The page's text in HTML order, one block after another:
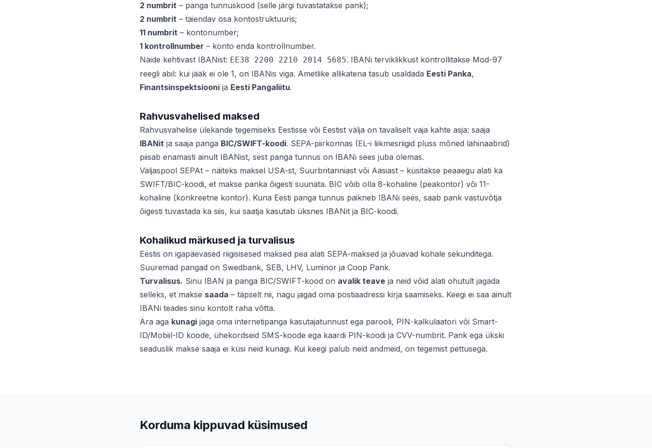
2 numbrit – panga tunnuskood (selle järgi tuvastatakse pank);
2 numbrit – täiendav osa kontostruktuuris;
11 numbrit – kontonumber;
1 kontrollnumber – konto enda kontrollnumber.
Näide kehtivast IBANist: EE38 2200 2210 2014 5685. IBANi terviklikkust kontrollitakse Mod-97
reegli abil: kui jääk ei ole 1, on IBANis viga. Ametlike allikatena tasub usaldada Eesti Panka,
Finantsinspektsiooni ja Eesti Pangaliitu.
Rahvusvahelised maksed
Rahvusvahelise ülekande tegemiseks Eestisse või Eestist välja on tavaliselt vaja kahte asja: saaja
IBANit ja saaja panga BIC/SWIFT-koodi. SEPA-piirkonnas (EL-i liikmesriigid pluss mõned lähinaabrid)
piisab enamasti ainult IBANist, sest panga tunnus on IBANi sees juba olemas.
Väljaspool SEPAt – näiteks maksel USA-st, Suurbritanniast või Aasiast – küsitakse peaaegu alati ka
SWIFT/BIC-koodi, et makse panka õigesti suunata. BIC võib olla 8-kohaline (peakontor) või 11-
kohaline (konkreetne kontor). Kuna Eesti panga tunnus paikneb IBANi sees, saab pank vastuvõtja
õigesti tuvastada ka siis, kui saatja kasutab üksnes IBANit ja BIC-koodi.
Kohalikud märkused ja turvalisus
Eestis on igapäevased riigisisesed maksed pea alati SEPA-maksed ja jõuavad kohale sekunditega.
Suuremad pangad on Swedbank, SEB, LHV, Luminor ja Coop Pank.
Turvalisus. Sinu IBAN ja panga BIC/SWIFT-kood on avalik teave ja neid võid alati ohutult jagada
selleks, et makse saada – täpselt nii, nagu jagad oma postiaadressi kirja saamiseks. Keegi ei saa ainult
IBANi teades sinu kontolt raha võtta.
Ära aga kunagi jaga oma internetipanga kasutajatunnust ega parooli, PIN-kalkulaatori või Smart-
ID/Mobiil-ID koode, ühekordseid SMS-koode ega kaardi PIN-koodi ja CVV-numbrit. Pank ega ükski
seaduslik makse saaja ei küsi neid kunagi. Kui keegi palub neid andmeid, on tegemist pettusega.
Korduma kippuvad küsimused